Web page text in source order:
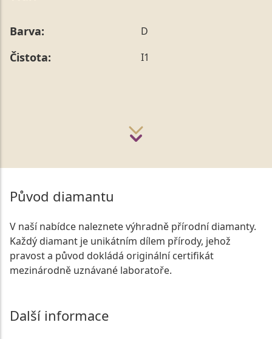
Barva: D
Čistota: I1
Původ diamantu
V naší nabídce naleznete výhradně přírodní diamanty.
Každý diamant je unikátním dílem přírody, jehož
pravost a původ dokládá originální certifikát
mezinárodně uznávané laboratoře.
Další informace